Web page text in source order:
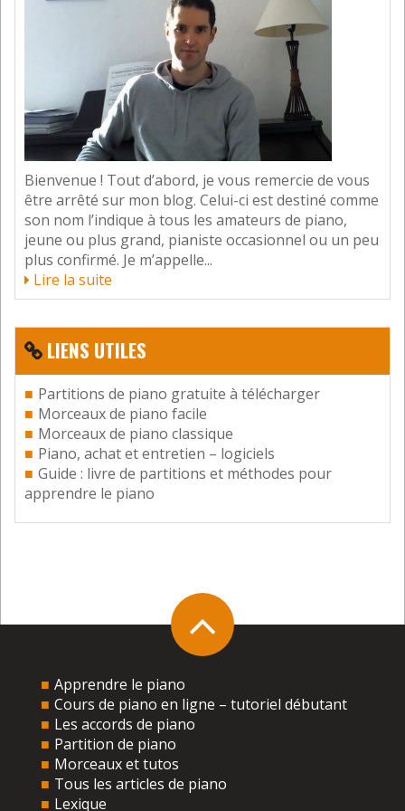
partitions avec ce logiciel. Martine
Laisser un commentaire
Votre adresse e-mail ne sera pas publiée.
Les champs
obligatoires sont indiqués avec*
Commentaire
Nom*
E-mail*
Site web
Ce site est protégé par reCAPTCHA et la
, ainsi que les Conditions de service
Envoyer
Ce site utilise Akismet pour réduire les indésirables.
savoir plus sur la façon dont les données de vos
commentaires sont traitées
Bienvenue ! Tout d’abord, je vous remercie de vous
être arrêté sur mon blog. Celui-ci est destiné comme
son nom l’indique à tous les amateurs de piano,
jeune ou plus grand, pianiste occasionnel ou un peu
plus confirmé. Je m’appelle...
Lire la suite
LIENS UTILES
Partitions de piano gratuite à télécharger
Morceaux de piano facile
Morceaux de piano classique
Piano, achat et entretien – logiciels
Guide : livre de partitions et méthodes pour
apprendre le piano
Apprendre le piano
Cours de piano en ligne – tutoriel débutant
Les accords de piano
Partition de piano
Morceaux et tutos
Tous les articles de piano
Lexique